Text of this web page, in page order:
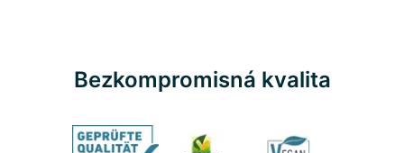
Bezkompromisná kvalita